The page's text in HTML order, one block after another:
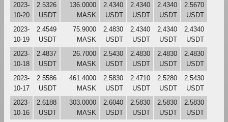
2023-
10-20
2.5326
USDT
136.0000
MASK
2.4340
USDT
2.4340
USDT
2.4340
USDT
2.5670
USDT
2023-
10-19
2.4549
USDT
75.9000
MASK
2.4830
USDT
2.4340
USDT
2.4340
USDT
2.4340
USDT
2023-
10-18
2.4837
USDT
26.7000
MASK
2.5430
USDT
2.4830
USDT
2.4830
USDT
2.4830
USDT
2023-
10-17
2.5586
USDT
461.4000
MASK
2.5830
USDT
2.4710
USDT
2.5280
USDT
2.5430
USDT
2023-
10-16
2.6188
USDT
303.0000
MASK
2.6040
USDT
2.5830
USDT
2.5830
USDT
2.5830
USDT